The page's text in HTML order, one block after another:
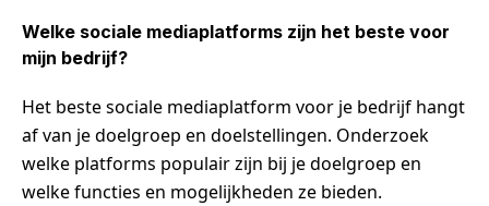
Welke sociale mediaplatforms zijn het beste voor
mijn bedrijf?
Het beste sociale mediaplatform voor je bedrijf hangt
af van je doelgroep en doelstellingen. Onderzoek
welke platforms populair zijn bij je doelgroep en
welke functies en mogelijkheden ze bieden.